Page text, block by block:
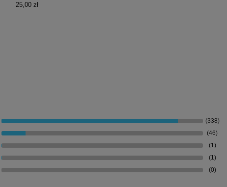
25,00 zł
(338)
(46)
(1)
(1)
(0)